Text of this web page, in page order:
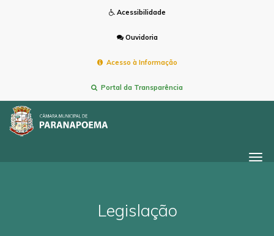
Acessibilidade
Ouvidoria
Acesso à Informação
Portal da Transparência
Legislação